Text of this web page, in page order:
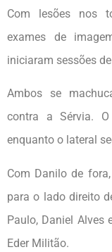
Com lesões nos
exames de
iniciaram sessões
Ambos se
contra a Sérvia.
enquanto o lateral
Com Danilo de
para o lado direito
Paulo, Daniel Alves
Eder Militão.